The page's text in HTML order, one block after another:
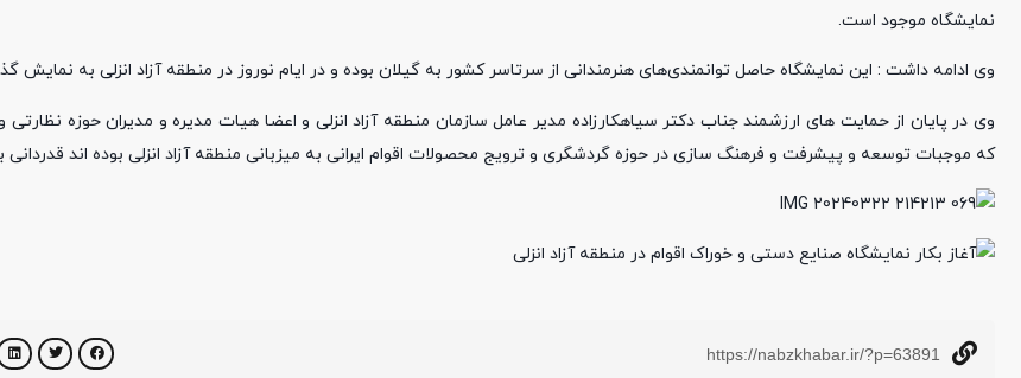
نمایشگاه موجود است.
وی ادامه داشت : این نمایشگاه حاصل توانمندی‌های هنرمندانی از سرتاسر کشور به گیلان بوده و در ایام نوروز در منطقه آزاد انزلی به
وی در پایان از حمایت های ارزشمند جناب دکتر سیاهکارزاده مدیر عامل سازمان منطقه آزاد انزلی و اعضا هیات مدیره و مدیران حوزه نظارتی و
که موجبات توسعه و پیشرفت و فرهنگ سازی در حوزه گردشگری و ترویج محصولات اقوام ایرانی به میزبانی منطقه آزاد انزلی بوده اند قدردانی
https://nabzkhabar.ir/?p=63891